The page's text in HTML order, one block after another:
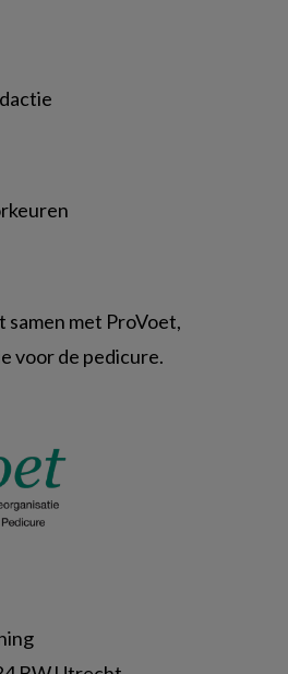
met ProVoet,
voor de pedicure.